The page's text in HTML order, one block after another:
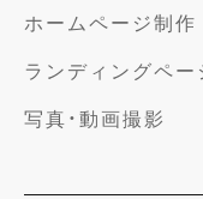
ホームページ制作
ランディングペー
写真・動画撮影